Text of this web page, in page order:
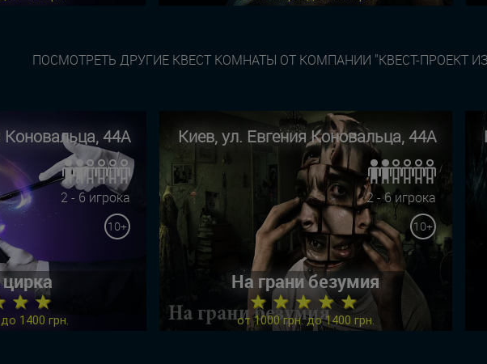
ПОСМОТРЕТЬ ДРУГИЕ КВЕСТ КОМНАТЫ ОТ КОМПАНИИ "КВЕСТ-ПРОЕКТ
Коновальца, 44А
2 - 6 игрока
10+
★ ★
1400 грн.
Киев, ул. Евгения Коновальца, 44А
2 - 6 игрока
10+
На грани безумия
★ ★ ★ ★ ★
от 1000 грн. до 1400 грн.